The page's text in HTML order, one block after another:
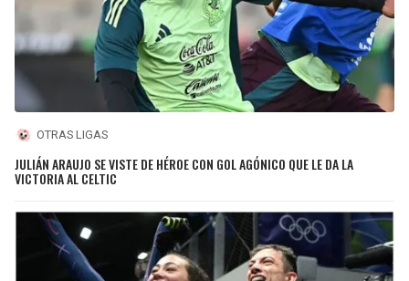
OTRAS LIGAS
JULIÁN ARAUJO SE VISTE DE HÉROE CON GOL AGÓNICO QUE LE DA LA
VICTORIA AL CELTIC